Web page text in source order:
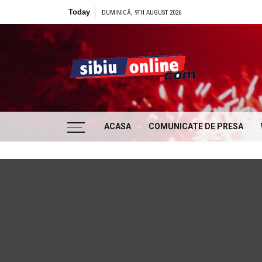
Today DUMINICĂ, 9TH AUGUST 2026
… locatii si evenimente din Sibiu!!!
ACASA COMUNICATE DE PRESA